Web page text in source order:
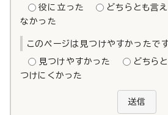
役に立った どちらとも言
なかった
このページは見つけやすかったで
見つけやすかった どちら
つけにくかった
送信